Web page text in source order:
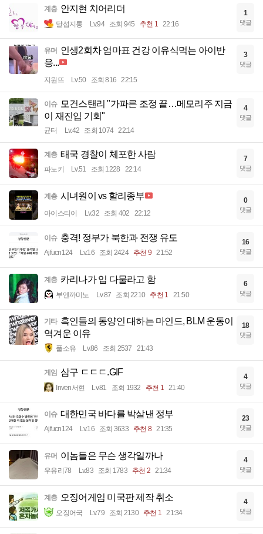
계층 안지현 치어리더
달섭지롱 Lv.94 조회 945 추천 1 22:16
1
댓글
유머 인생2회차 엄마표 건강 이유식먹는 아이반
응...
지원뜨 Lv.50 조회 816 22:15
3
댓글
이슈
모건스탠리 "가파른 조정 끝…메모리주 지금
이 재진입 기회"
균터 Lv.42 조회 1074 22:14
4
댓글
계층 태국 경찰이 체포한 사람
파노키 Lv.51 조회 1228 22:14
7
댓글
계층 시녀원이 vs 할리종부
아이스티이 Lv.32 조회 402 22:12
0
댓글
이슈 충격! 정부가 북한과 전쟁 유도
Ajfucn124 Lv.16 조회 2424 추천 9 21:52
16
댓글
계층 카리나가 입 다물라고 함
부엔까미노 Lv.87 조회 2210 추천 1 21:50
6
댓글
기타 흑인들의 동양인 대하는 마인드, BLM 운동이
역겨운 이유
풀소유 Lv.86 조회 2537 21:43
18
댓글
게임 삼구 ㄷㄷㄷ.GIF
Inven서현 Lv.81 조회 1932 추천 1 21:40
4
댓글
이슈 대한민국 바다를 박살낸 정부
Ajfucn124 Lv.16 조회 3633 추천 8 21:35
23
댓글
유머 이놈들은 무슨 생각일까나
우유리78 Lv.83 조회 1783 추천 2 21:34
4
댓글
계층 오징어게임 미국판 제작 취소
오징어국 Lv.79 조회 2130 추천 1 21:34
4
댓글